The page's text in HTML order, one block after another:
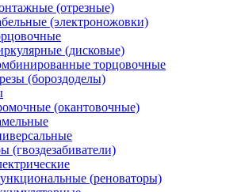
(отрезные)
(электроножовки)
(дисковые)
торцовочные
(бороздоделы)
(окантовочные)
(гвоздезабиватели)
(реноваторы)